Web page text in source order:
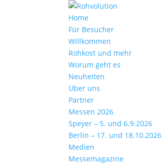
Home
Für Besucher
Willkommen
Rohkost und mehr
Worum geht es
Neuheiten
Über uns
Partner
Messen 2026
Speyer – 5. und 6.9.2026
Berlin – 17. und 18.10.2026
Medien
Messemagazine